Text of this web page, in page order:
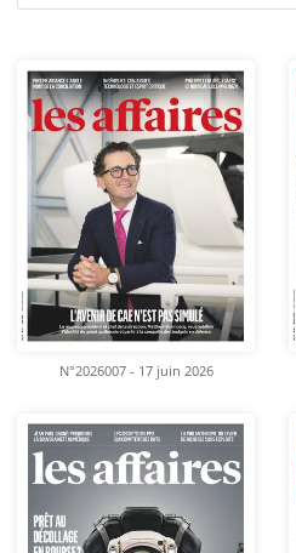
N°2026007 - 17 juin 2026